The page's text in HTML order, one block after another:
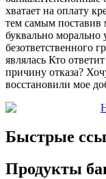
хватает на оплату
тем самым поставив
буквально морально
безответственного
являлась Кто
причину отказа?
восстановили мое
Быстрые
Продукты